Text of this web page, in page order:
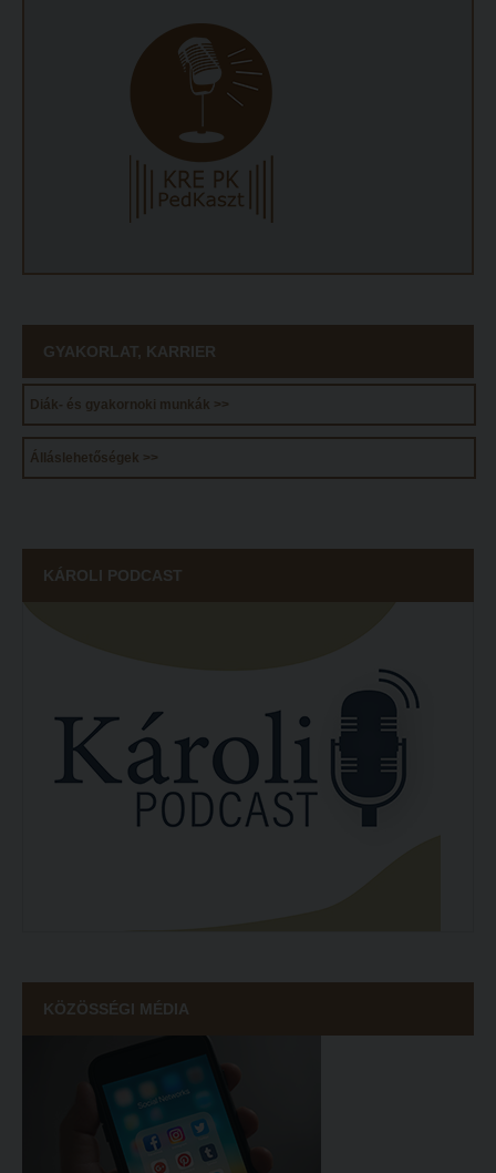
Díszoklevél igénylés
GYAKORLAT, KARRIER
Diák- és gyakornoki munkák >>
Álláslehetőségek >>
KÁROLI PODCAST
KÖZÖSSÉGI MÉDIA